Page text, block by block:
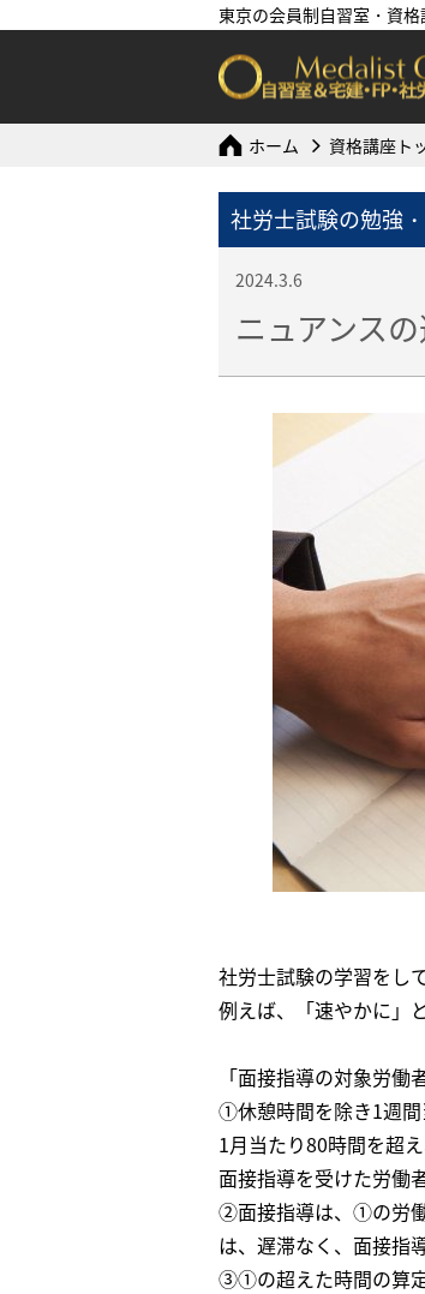
東京の会員制自習室・資
ホーム 資格講座ト
社労士試験の勉強
2024.3.6
ニュアンス
社労士試験の学習をし
例えば、「速やかに」
「面接指導の対象労働
①休憩時間を除き1週間
1月当たり80時間を超
面接指導を受けた労働
②面接指導は、①の労
は、遅滞なく、面接指
③①の超えた時間の算定